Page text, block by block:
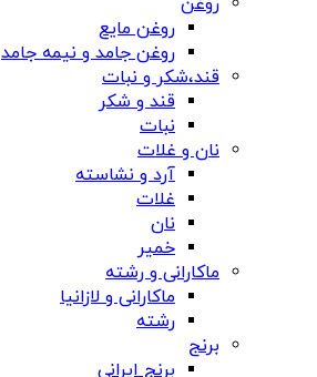
روغن مایع
روغن جامد و نیمه جامد
قند،شکر و نبات
قند و شکر
نبات
نان و غلات
آرد و نشاسته
غلات
نان
خمیر
ماکارانی و رشته
ماکارانی و لازانیا
رشته
برنج
برنج ایرانی